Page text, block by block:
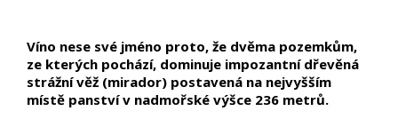
Víno nese své jméno proto, že dvěma pozemkům,
ze kterých pochází, dominuje impozantní dřevěná
strážní věž (mirador) postavená na nejvyšším
místě panství v nadmořské výšce 236 metrů.